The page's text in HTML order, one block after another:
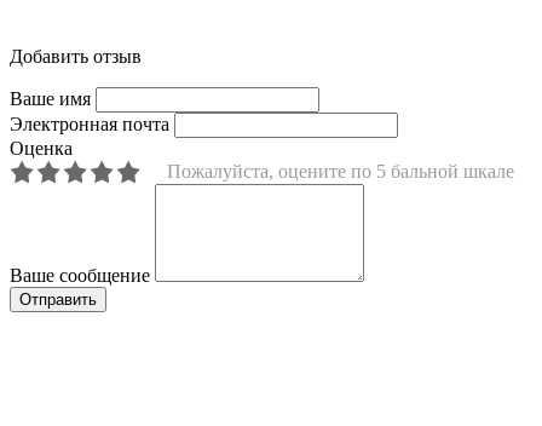
Добавить отзыв
Ваше имя
Электронная почта
Оценка
Пожалуйста, оцените по 5 бальной шкале
Ваше сообщение